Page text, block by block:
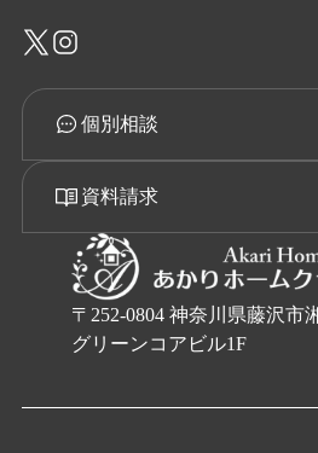
〒252-0804 神奈川県藤沢市
グリーンコアビル1F
個別相談
資料請求